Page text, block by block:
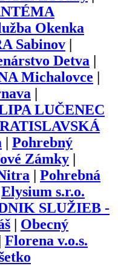
Okenka
Sabinov
Detva
Michalovce
LUČENEC
Pohrebný
Zámky
Pohrebná
Elysium s.r.o.
SLUŽIEB -
Obecný
Florena v.o.s.